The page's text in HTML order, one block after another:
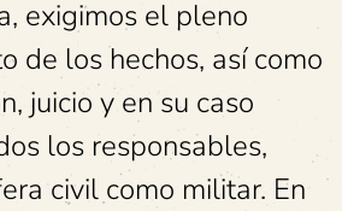
exigimos el pleno
de los hechos, así como
juicio y en su caso
los responsables,
civil como militar. En